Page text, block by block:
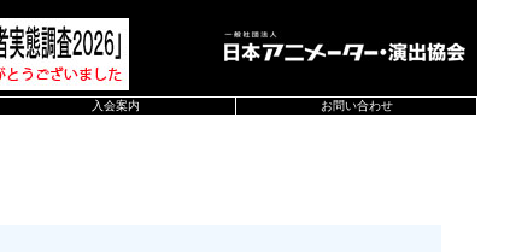
入会案内 お問い合わせ